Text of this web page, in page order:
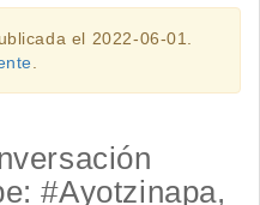
el 2022-06-01.
#Ayotzinapa,